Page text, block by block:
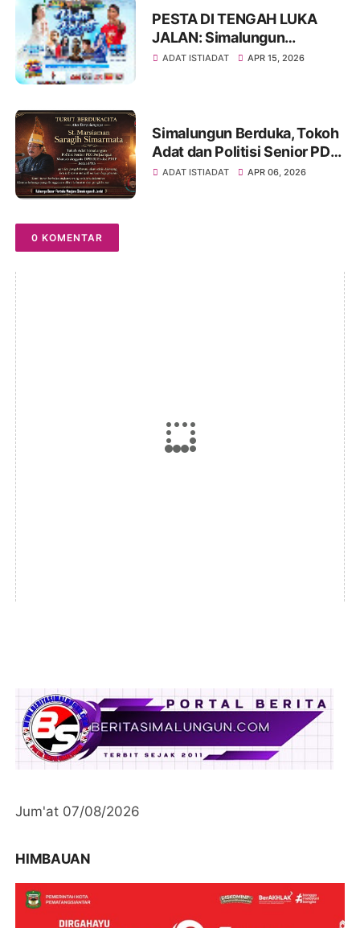
PESTA DI TENGAH LUKA
JALAN: Simalungun
Rayakan HUT ke-193,
ADAT ISTIADAT APR 15, 2026
Simalungun Berduka, Tokoh
Adat dan Politisi Senior PDIP
St Marsiaman Saragih
ADAT ISTIADAT APR 06, 2026
0 KOMENTAR
Jum'at 07/08/2026
HIMBAUAN